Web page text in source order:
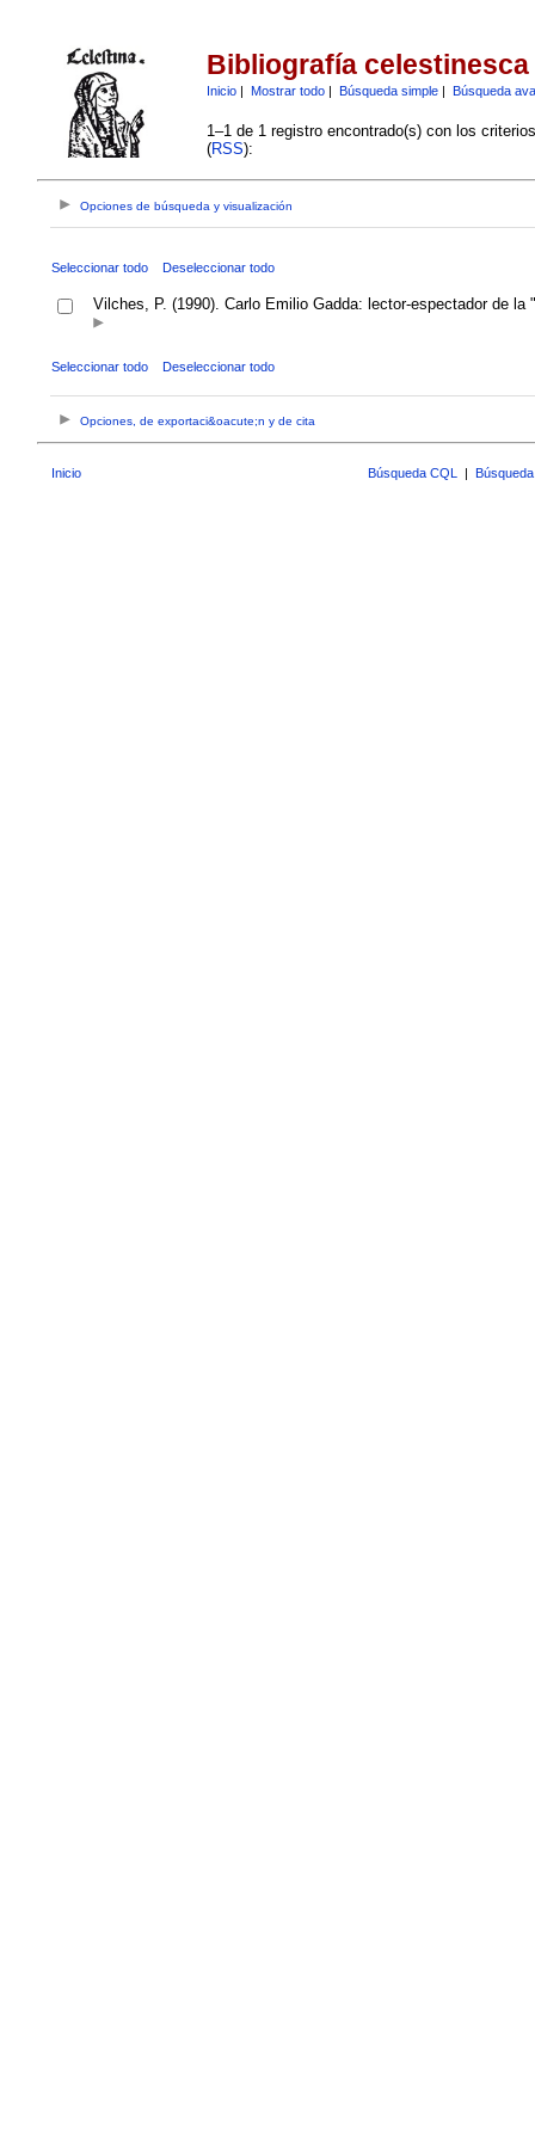
Bibliografía celestinesca
Inicio| Mostrar todo| Búsqueda simple| Búsqueda
1–1 de 1 registro encontrado(s) con los
(RSS):
Opciones de búsqueda y visualización
Seleccionar todo Deseleccionar todo
Vilches, P. (1990). Carlo Emilio Gadda: lector-espectador de la
Seleccionar todo Deseleccionar todo
Opciones, de exportaci&oacute;n y de cita
Inicio Búsqueda CQL |